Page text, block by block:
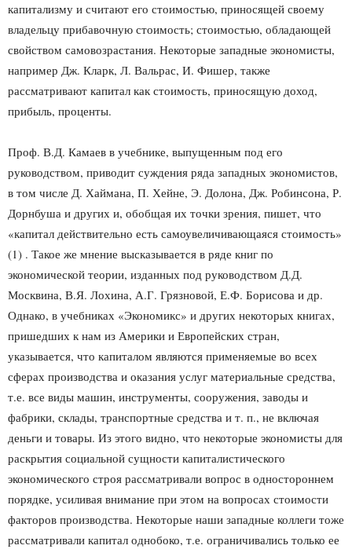
капитализму и считают его стоимостью, приносящей своему
владельцу прибавочную стоимость; стоимостью, обладающей
свойством самовозрастания. Некоторые западные экономисты,
например Дж. Кларк, Л. Вальрас, И. Фишер, также
рассматривают капитал как стоимость, приносящую доход,
прибыль, проценты.
Проф. В.Д. Камаев в учебнике, выпущенным под его
руководством, приводит суждения ряда западных экономистов,
в том числе Д. Хаймана, П. Хейне, Э. Долона, Дж. Робинсона, Р.
Дорнбуша и других и, обобщая их точки зрения, пишет, что
«капитал действительно есть самоувеличивающаяся стоимость»
(1) . Такое же мнение высказывается в ряде книг по
экономической теории, изданных под руководством Д.Д.
Москвина, В.Я. Лохина, А.Г. Грязновой, Е.Ф. Борисова и др.
Однако, в учебниках «Экономикс» и других некоторых книгах,
пришедших к нам из Америки и Европейских стран,
указывается, что капиталом являются применяемые во всех
сферах производства и оказания услуг материальные средства,
т.е. все виды машин, инструменты, сооружения, заводы и
фабрики, склады, транспортные средства и т. п., не включая
деньги и товары. Из этого видно, что некоторые экономисты для
раскрытия социальной сущности капиталистического
экономического строя рассматривали вопрос в одностороннем
порядке, усиливая внимание при этом на вопросах стоимости
факторов производства. Некоторые наши западные коллеги тоже
рассматривали капитал однобоко, т.е. ограничивались только ее